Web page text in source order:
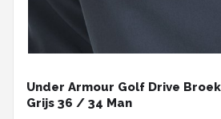
Under Armour Golf Drive
Grijs 36 / 34 Man